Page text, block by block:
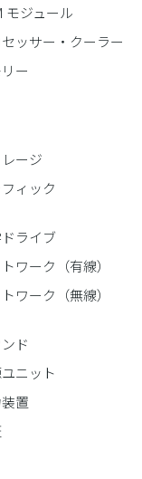
モジュール
ッサー・クーラー
ー
ージ
ィック
ライブ
ワーク（有線）
ワーク（無線）
ド
ニット
置